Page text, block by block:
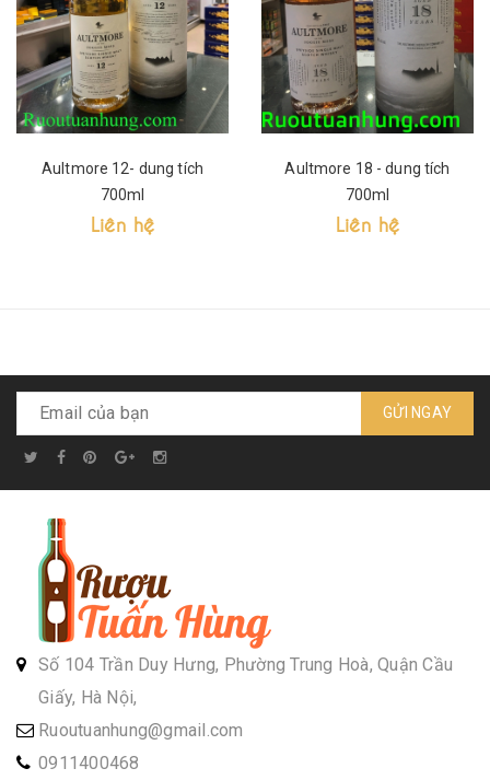
Aultmore 12- dung tích
700ml
Liên hệ
Aultmore 18 - dung tích
700ml
Liên hệ
GỬI NGAY
Số 104 Trần Duy Hưng, Phường Trung Hoà, Quận Cầu
Giấy, Hà Nội,
Ruoutuanhung@gmail.com
0911400468